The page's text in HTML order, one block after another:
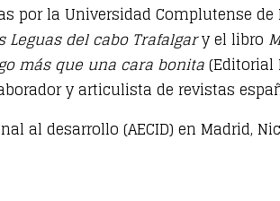
por la Universidad Complutense
Leguas del cabo Trafalgary el libro
más que una cara bonita(Editorial
y articulista de revistas
al desarrollo (AECID) en Madrid,